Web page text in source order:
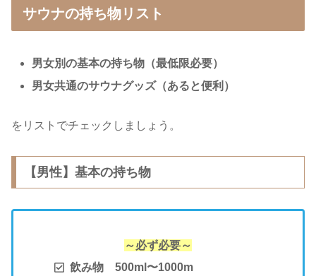
サウナの持ち物リスト
男女別の基本の持ち物（最低限必要）
男女共通のサウナグッズ（あると便利）
をリストでチェックしましょう。
【男性】基本の持ち物
～必ず必要～
飲み物 500ml〜1000m